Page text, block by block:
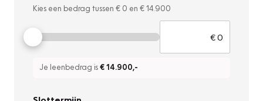
Kies een bedrag tussen € 0 en € 14.900
Je leenbedrag is€ 14.900,-